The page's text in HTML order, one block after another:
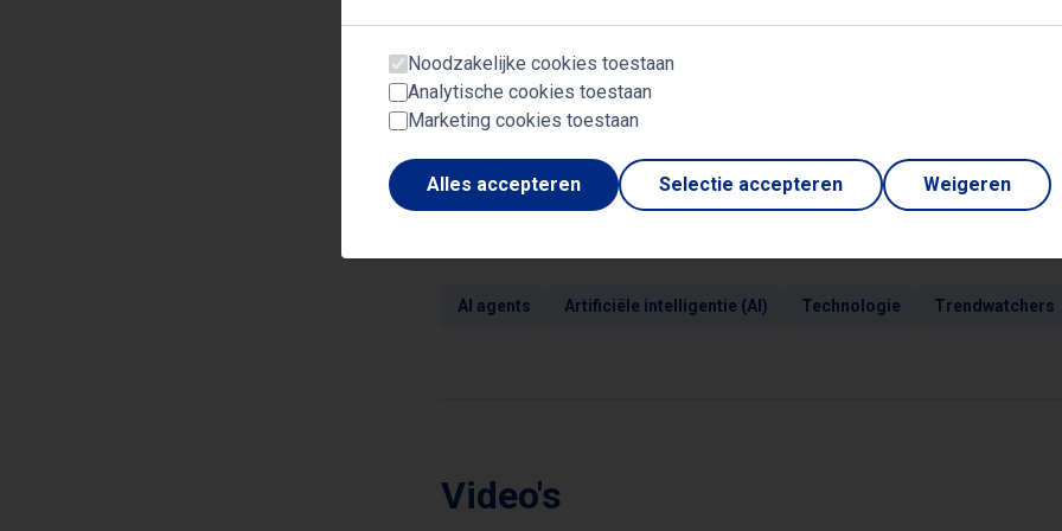
De edutainmentlezing: De Magie van AI samen met
AI agents Artificiële intelligentie (AI) Technologie Trendwatchers
Video's
Noodzakelijke cookies toestaan
Analytische cookies toestaan
Marketing cookies toestaan
Alles accepteren Selectie accepteren Weigeren